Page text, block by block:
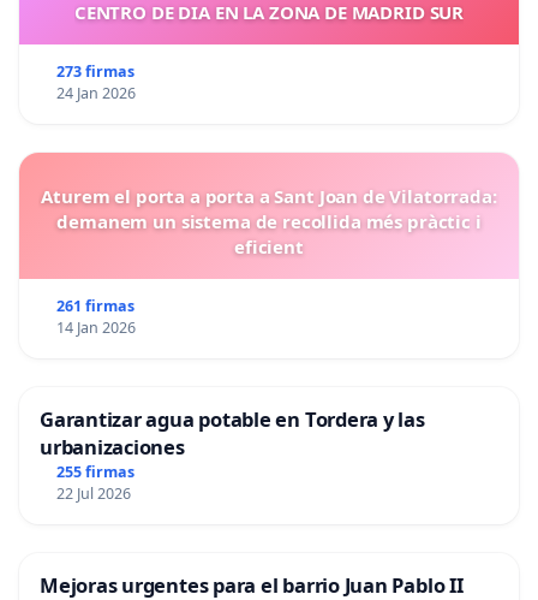
CENTRO DE DIA EN LA ZONA DE MADRID SUR
273 firmas
24 Jan 2026
Aturem el porta a porta a Sant Joan de Vilatorrada:
demanem un sistema de recollida més pràctic i
eficient
261 firmas
14 Jan 2026
Garantizar agua potable en Tordera y las
urbanizaciones
255 firmas
22 Jul 2026
Mejoras urgentes para el barrio Juan Pablo II